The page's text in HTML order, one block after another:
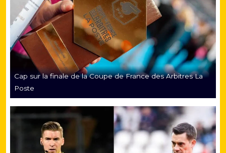
Cap sur la finale de la Coupe de France des Arbitres La
Poste